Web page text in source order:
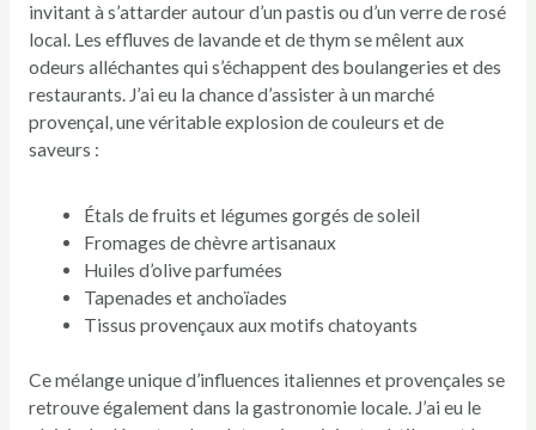
invitant à s’attarder autour d’un pastis ou d’un verre de rosé
local. Les effluves de lavande et de thym se mêlent aux
odeurs alléchantes qui s’échappent des boulangeries et des
restaurants. J’ai eu la chance d’assister à un marché
provençal, une véritable explosion de couleurs et de
saveurs :
Étals de fruits et légumes gorgés de soleil
Fromages de chèvre artisanaux
Huiles d’olive parfumées
Tapenades et anchoïades
Tissus provençaux aux motifs chatoyants
Ce mélange unique d’influences italiennes et provençales se
retrouve également dans la gastronomie locale. J’ai eu le